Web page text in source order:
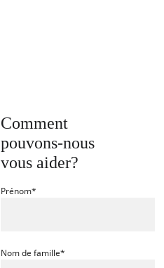
Prénom*
Nom de famille*
Comment
pouvons-nous
vous aider?